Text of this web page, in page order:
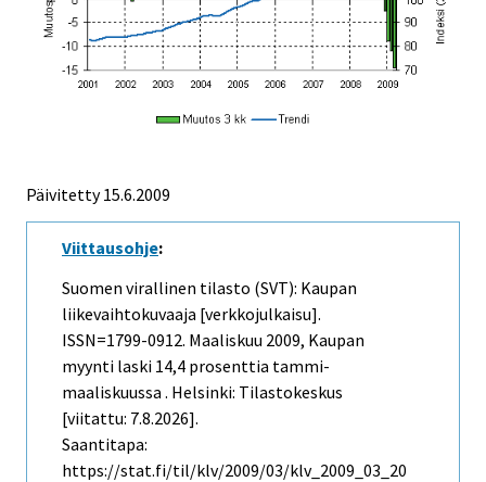
Päivitetty15.6.2009
Viittausohje:
Suomen virallinen tilasto (SVT): Kaupan
liikevaihtokuvaaja [verkkojulkaisu].
ISSN=1799-0912. Maaliskuu 2009, Kaupan
myynti laski 14,4 prosenttia tammi-
maaliskuussa . Helsinki: Tilastokeskus
[viitattu: 7.8.2026].
Saantitapa:
https://stat.fi/til/klv/2009/03/klv_2009_03_20